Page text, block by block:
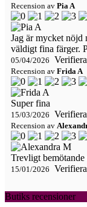
Recension av Pia A
Jag är mycket nöjd
väldigt fina färger.
05/04/2026
Recension av Frida A
Super fina
15/03/2026
Recension av
Trevligt
15/01/2026
Butiks recensioner